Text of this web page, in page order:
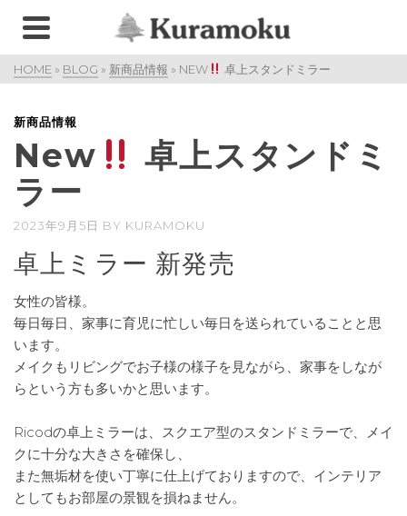
HOME » BLOG » 新商品情報 » NEW 卓上スタンドミラー
新商品情報
New
卓上スタンドミ
ラー
2023年9月5日 BY KURAMOKU
卓上ミラー 新発売
女性の皆様。
毎日毎日、家事に育児に忙しい毎日を送られていることと思
います。
メイクもリビングでお子様の様子を見ながら、家事をしなが
らという方も多いかと思います。
Ricodの卓上ミラーは、スクエア型のスタンドミラーで、メイ
クに十分な大きさを確保し、
また無垢材を使い丁寧に仕上げておりますので、インテリア
としてもお部屋の景観を損ねません。